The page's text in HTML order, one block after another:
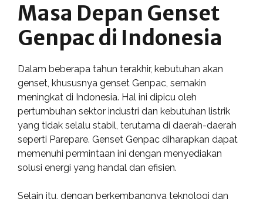
Masa Depan Genset
Genpac di Indonesia
Dalam beberapa tahun terakhir, kebutuhan akan
genset, khususnya genset Genpac, semakin
meningkat di Indonesia. Hal ini dipicu oleh
pertumbuhan sektor industri dan kebutuhan listrik
yang tidak selalu stabil, terutama di daerah-daerah
seperti Parepare. Genset Genpac diharapkan dapat
memenuhi permintaan ini dengan menyediakan
solusi energi yang handal dan efisien.
Selain itu, dengan berkembangnya teknologi dan